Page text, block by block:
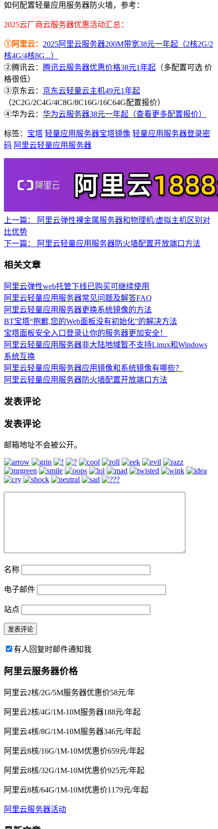
如何配置轻量应用服务器防火墙，参考：
2025云厂商云服务器优惠活动汇总：
①阿里云： 2025阿里云服务器200M带宽38元一年起（2核2G/2
核4G/4核8G...）
②腾讯云： 腾讯云服务器优惠价格38元1年起 （多配置可选 价
格很低）
③京东云： 京东云轻量云主机49元1年起
（2C2G/2C4G/4C8G/8C16G/16C64G配置报价）
④华为云： 华为云服务器38元一年起（查看更多配置报价）
标签： 宝塔 轻量应用服务器宝塔镜像 轻量应用服务器登录密
码 阿里云轻量应用服务器
上一篇：
阿里云弹性裸金属服务器和物理机/虚拟主机区别对
比优势
下一篇：
阿里云轻量应用服务器防火墙配置开放端口方法
相关文章
阿里云弹性web托管下线已购买可继续使用
阿里云轻量应用服务器常见问题及解答FAQ
阿里云轻量应用服务器更换系统镜像的方法
BT宝塔“抱歉,您的Web面板没有初始化”的解决方法
宝塔面板安全入口登录让你的服务器更加安全！
阿里云轻量应用服务器非大陆地域暂不支持Linux和Windows
系统互换
阿里云轻量应用服务器应用镜像和系统镜像有哪些？
阿里云轻量应用服务器防火墙配置开放端口方法
发表评论
发表评论
邮箱地址不会被公开。
名称
电子邮件
站点
有人回复时邮件通知我
阿里云服务器价格
阿里云2核/2G/5M服务器优惠价58元/年
阿里云2核/4G/1M-10M服务器188元/年起
阿里云4核/8G/1M-10M服务器346元/年起
阿里云8核/16G/1M-10M优惠价659元/年起
阿里云8核/32G/1M-10M优惠价925元/年起
阿里云8核/64G/1M-10M优惠价1179元/年起
阿里云服务器活动